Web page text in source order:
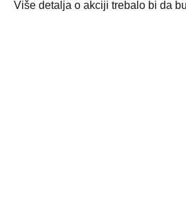
Više detalja o akciji trebalo bi da